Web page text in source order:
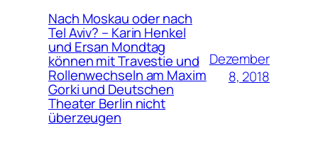
Nach Moskau oder nach
Tel Aviv? – Karin Henkel
und Ersan Mondtag
können mit Travestie und
Rollenwechseln am Maxim
Gorki und Deutschen
Theater Berlin nicht
überzeugen
Dezember
8, 2018